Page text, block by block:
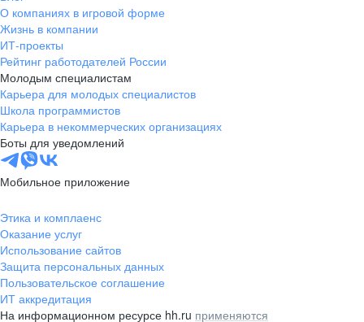
О компаниях в игровой форме
Жизнь в компании
ИТ-проекты
Рейтинг работодателей России
Молодым специалистам
Карьера для молодых специалистов
Школа программистов
Карьера в некоммерческих организациях
Боты для уведомлений
Мобильное приложение
Этика и комплаенс
Оказание услуг
Использование сайтов
Защита персональных данных
Пользовательское соглашение
ИТ аккредитация
На информационном ресурсе hh.ru применяются